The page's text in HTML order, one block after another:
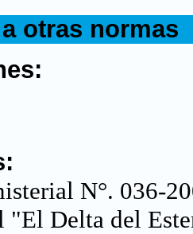
otras normas
N°. 036-
"El Delta del